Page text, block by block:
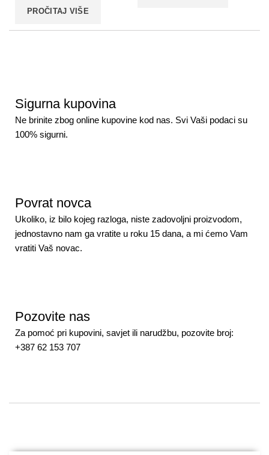
PROČITAJ VIŠE
Sigurna kupovina
Ne brinite zbog online kupovine kod nas. Svi Vaši podaci su
100% sigurni.
Povrat novca
Ukoliko, iz bilo kojeg razloga, niste zadovoljni proizvodom,
jednostavno nam ga vratite u roku 15 dana, a mi ćemo Vam
vratiti Vaš novac.
Pozovite nas
Za pomoć pri kupovini, savjet ili narudžbu, pozovite broj:
+387 62 153 707